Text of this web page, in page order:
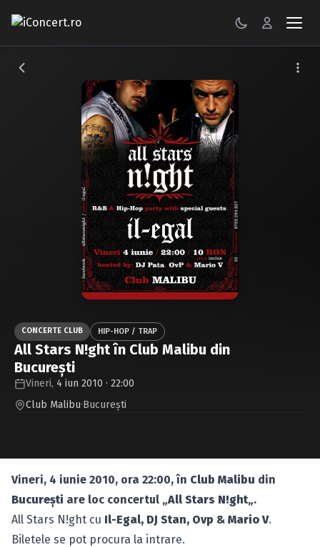
CONCERTE
Caută în site...
CONCERTE CLUB HIP-HOP / TRAP
All Stars N!ght în Club Malibu din
Bucureşti
Vineri, 4 iun 2010 · 22:00
Club Malibu·Bucureşti
Vineri, 4 iunie 2010, ora 22:00, în Club Malibu din
Bucureşti are loc concertul „All Stars N!ght„.
All Stars N!ght cu Il-Egal, DJ Stan, Ovp & Mario V.
Biletele se pot procura la intrare.